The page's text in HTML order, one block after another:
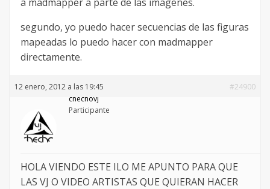
segundo, yo puedo hacer secuencias de las figuras
mapeadas lo puedo hacer con madmapper
directamente.
12 enero, 2012 a las 19:45
#24900
chechovj
Participante
HOLA VIENDO ESTE ILO ME APUNTO PARA QUE
LAS VJ O VIDEO ARTISTAS QUE QUIERAN HACER